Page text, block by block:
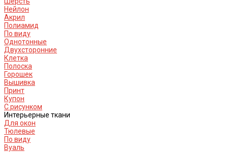
Нейлон
Акрил
Полиамид
По виду
Однотонные
Двухсторонние
Клетка
Полоска
Горошек
Вышивка
Принт
Купон
С рисунком
Интерьерные ткани
Для окон
Тюлевые
По виду
Вуаль